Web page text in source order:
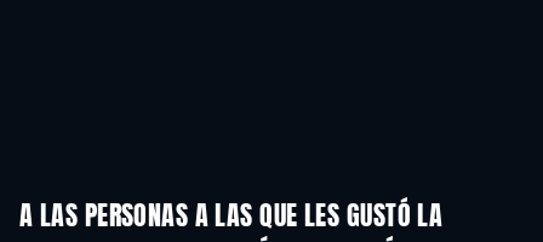
A LAS PERSONAS A LAS QUE LES GUSTÓ LA